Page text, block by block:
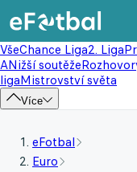
VšeChance Liga2. Liga
ANižší soutěže
ligaMistrovství světa
Více
eFotbal
Euro